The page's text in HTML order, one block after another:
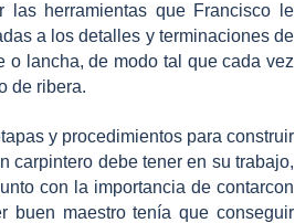
las herramientas que Francisco le
a los detalles y terminaciones de
o lancha, de modo tal que cada vez
de ribera.
y procedimientos para construir
carpintero debe tener en su trabajo,
con la importancia de contarcon
buen maestro tenía que conseguir